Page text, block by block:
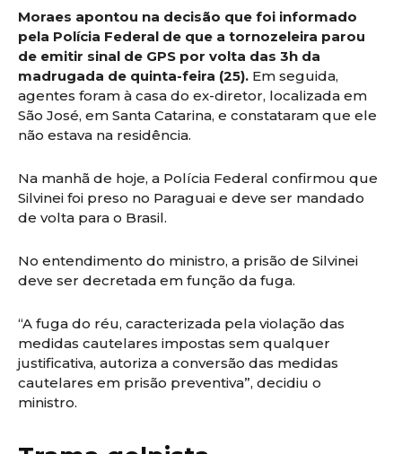
Moraes apontou na decisão que foi informado
pela Polícia Federal de que a tornozeleira parou
de emitir sinal de GPS por volta das 3h da
madrugada de quinta-feira (25). Em seguida,
agentes foram à casa do ex-diretor, localizada em
São José, em Santa Catarina, e constataram que ele
não estava na residência.
Na manhã de hoje, a Polícia Federal confirmou que
Silvinei foi preso no Paraguai e deve ser mandado
de volta para o Brasil.
No entendimento do ministro, a prisão de Silvinei
deve ser decretada em função da fuga.
“A fuga do réu, caracterizada pela violação das
medidas cautelares impostas sem qualquer
justificativa, autoriza a conversão das medidas
cautelares em prisão preventiva”, decidiu o
ministro.